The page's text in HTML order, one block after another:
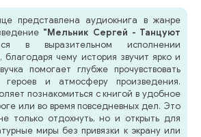
представлена аудиокнига в жанре
"Мельник Сергей - Танцуют
в выразительном исполнении
благодаря чему история звучит ярко и
помогает глубже прочувствовать
героев и атмосферу произведения.
познакомиться с книгой в удобное
или во время повседневных дел. Это
только отдохнуть, но и открыть для
миры без привязки к экрану или